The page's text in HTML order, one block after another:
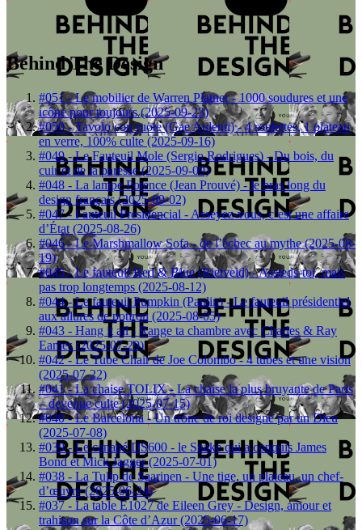
Behind The Design
#051 - Le mobilier de Warren Platner - 1000 soudures et une
icône pour toujours (2025-09-23)
#050 - Tavolo con ruote (Gae Aulenti) - 4 roulettes, 1 plateau
en verre, 100% culte (2025-09-16)
#049 - Le Fauteuil Mole (Sergio Rodrigues) - Du bois, du
cuir et de la paresse (2025-09-09)
#048 - La lampe Potence (Jean Prouvé) - le bras long du
design français (2025-09-02)
#047 - Fauteuil Presidencial - Asseyez-vous, c’est une affaire
d’État (2025-08-26)
#046 - Le Marshmallow Sofa - de l’échec au mythe (2025-08-
19)
#045 - Le fauteuil Red & Blue (Rietveld) - Assieds-toi, mais
pas trop longtemps (2025-08-12)
#044 - Le fauteuil Pumpkin (Paulin) - Le fauteuil présidentiel
aux allures de potiron (2025-08-05)
#043 - Hang it all - Range ta chambre avec Charles & Ray
Eames (2025-07-29)
#042 - Le Tube Chair de Joe Colombo - 4 tubes et une vision
(2025-07-22)
#041 - La chaise TOLIX - La chaise la plus bruyante de Paris
– devenue culte (2025-07-15)
#040 - Le Barcelona - Un trône de roi designé par un Dieu
(2025-07-08)
#039 - Le canapé DS600 - le Snake qui a conquis James
Bond et Mick Jagger (2025-07-01)
#038 - La Tulip de Saarinen - Une tige, un plateau, un chef-
d’œuvre (2025-06-24)
#037 - La table E1027 de Eileen Grey - Design, amour et
trahison sur la Côte d’Azur (2025-06-17)